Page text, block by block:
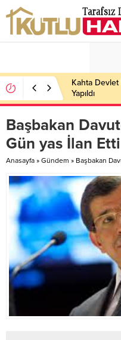
Kahta Devlet
Yapıldı
Başbakan
Gün yas İlan Etti
Anasayfa » Gündem » Başbakan